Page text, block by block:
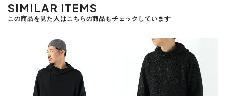
SIMILAR ITEMS
この商品を見た人はこちらの商品もチェックしています